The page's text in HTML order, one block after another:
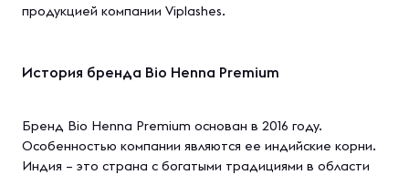
продукцией компании Viplashes.
История бренда Bio Henna Premium
Бренд Bio Henna Premium основан в 2016 году.
Особенностью компании являются ее индийские корни.
Индия – это страна с богатыми традициями в области